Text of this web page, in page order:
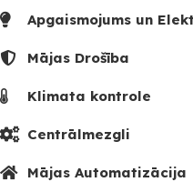
Apgaismojums un
Mājas Drošība
Klimata kontrole
Centrālmezgli
Mājas Automatizācija